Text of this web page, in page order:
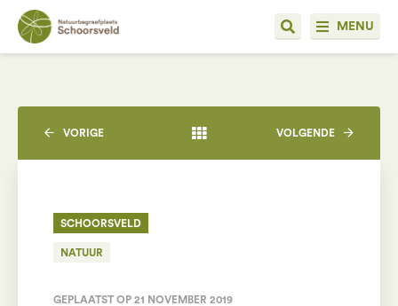
MENU
VORIGE VOLGENDE
SCHOORSVELD
NATUUR
GEPLAATST OP 21 NOVEMBER 2019